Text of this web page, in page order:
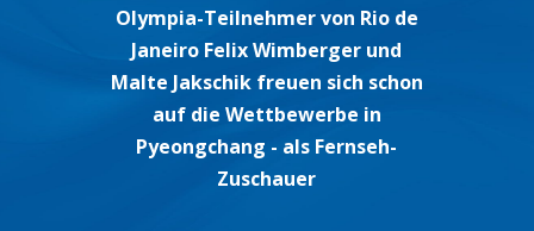
Olympia-Teilnehmer von Rio de
Janeiro Felix Wimberger und
Malte Jakschik freuen sich schon
auf die Wettbewerbe in
Pyeongchang - als Fernseh-
Zuschauer